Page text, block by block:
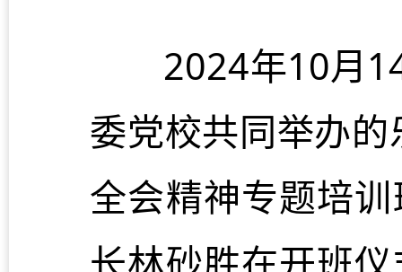
2024年10月14
委党校共同举办
全会精神专题培